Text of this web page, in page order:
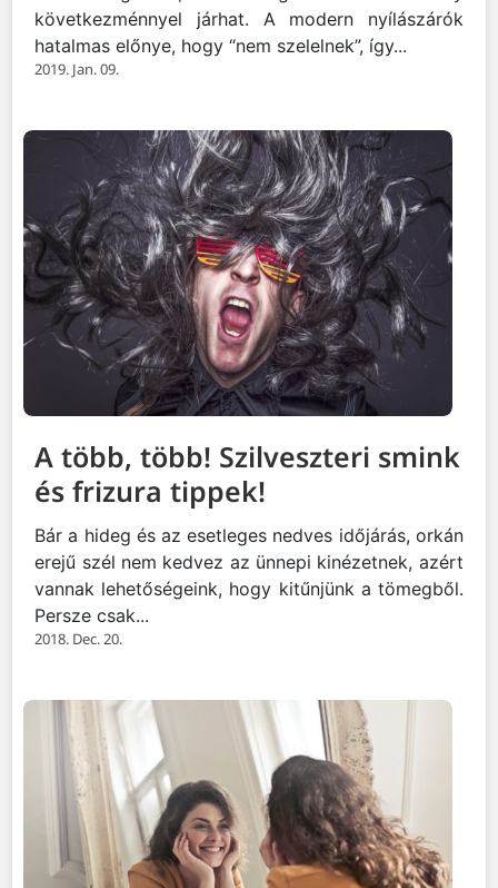
következménnyel járhat. A modern nyílászárók
hatalmas előnye, hogy “nem szelelnek”, így...
2019. Jan. 09.
A több, több! Szilveszteri smink
és frizura tippek!
Bár a hideg és az esetleges nedves időjárás, orkán
erejű szél nem kedvez az ünnepi kinézetnek, azért
vannak lehetőségeink, hogy kitűnjünk a tömegből.
Persze csak...
2018. Dec. 20.